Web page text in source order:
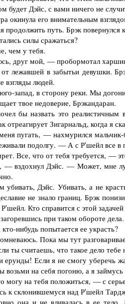
Дэйс, с вами ничего не
окинула его внимательным
продолжить путь. Брэк повернулся
силы сражаться?
чем у тебя.
друг мой, — пробормотал
лежавшей в забытьи девушки.
взгляды людей.
запад, в сторону реки. Мы
твое недоверие, Брэкандаран.
бы назвать это реалистичным
отреагирует Зигарнальд, когда я
пугать, — нахмурился мальчик-
подолгу. — А с Р'шейл все в
Все, что от тебя требуется, —
Дэйс. — Может, мне
Дэйс. Убивать, а не
не знало границ. Брэк
Кто справится с этой
при таком обороте дела.
нибудь попытается ее украсть?
Пока мы тут
ты считаешь, что такое дело
Если я не смогу уберечь
возьми на себя погоню, а я
на тебя положиться, — с
к склонившемуся над Р'шейл
она и не вливалась в ее